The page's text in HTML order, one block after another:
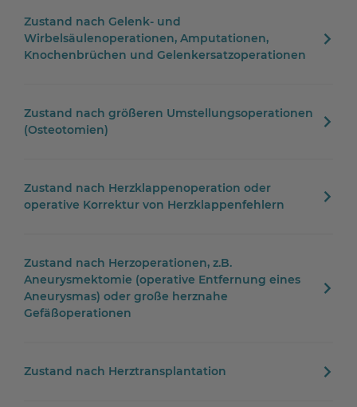
Zustand nach Gelenk- und
Wirbelsäulenoperationen, Amputationen,
Knochenbrüchen und Gelenkersatzoperationen
Zustand nach größeren Umstellungsoperationen
(Osteotomien)
Zustand nach Herzklappenoperation oder
operative Korrektur von Herzklappenfehlern
Zustand nach Herzoperationen, z.B.
Aneurysmektomie (operative Entfernung eines
Aneurysmas) oder große herznahe
Gefäßoperationen
Zustand nach Herztransplantation